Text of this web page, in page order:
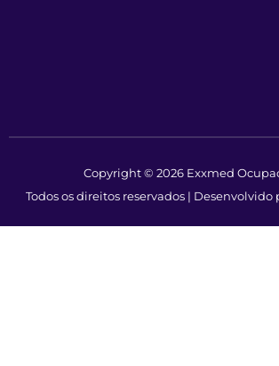
Copyright © 2026 Exxmed
Todos os direitos reservados | Desenvolvido